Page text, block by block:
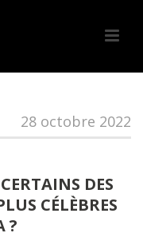
28 octobre 2022
DES
CÉLÈBRES
?